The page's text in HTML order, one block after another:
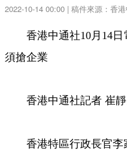
2022-10-14 00:00 | 稿件來源：香
香港中通社10月14日
須搶企業
香港中通社記者 崔靜
香港特區行政長官李